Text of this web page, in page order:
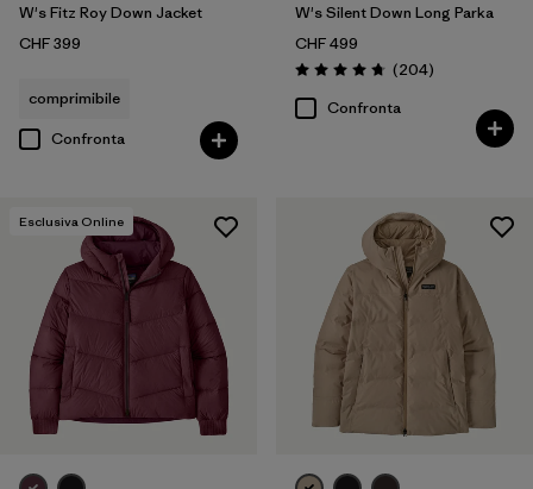
W's Fitz Roy Down Jacket
CHF 399
comprimibile
Confronta
W's Silent Down Long Parka
CHF 499
Valutazione: 4.8 / 5
(204Recensioni
)
Confronta
Esclusiva Online